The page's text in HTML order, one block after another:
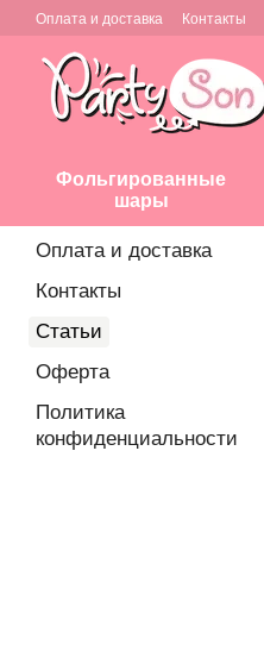
Перейти к основному контенту
Оплата и доставка Контакты
Фольгированные
шары
Оплата и доставка
Контакты
Статьи
Оферта
Политика
конфиденциальности